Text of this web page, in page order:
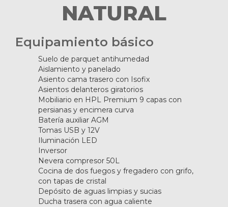
NATURAL
Equipamiento básico
Suelo de parquet antihumedad
Aislamiento y panelado
Asiento cama trasero con Isofix
Asientos delanteros giratorios
Mobiliario en HPL Premium 9 capas con
persianas y encimera curva
Batería auxiliar AGM
Tomas USB y 12V
Iluminación LED
Inversor
Nevera compresor 50L
Cocina de dos fuegos y fregadero con grifo,
con tapas de cristal
Depósito de aguas limpias y sucias
Ducha trasera con agua caliente